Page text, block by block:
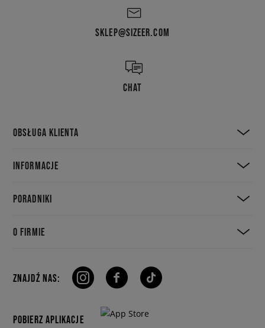
SKLEP@SIZEER.COM
CHAT
OBSŁUGA KLIENTA
INFORMACJE
PORADNIKI
O FIRMIE
ZNAJDŹ NAS:
POBIERZ APLIKACJE